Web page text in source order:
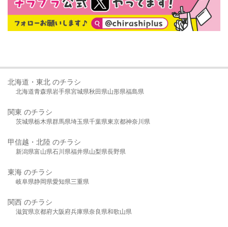
北海道・東北 のチラシ
北海道青森県岩手県宮城県秋田県山形県福島県
関東 のチラシ
茨城県栃木県群馬県埼玉県千葉県東京都神奈川県
甲信越・北陸 のチラシ
新潟県富山県石川県福井県山梨県長野県
東海 のチラシ
岐阜県静岡県愛知県三重県
関西 のチラシ
滋賀県京都府大阪府兵庫県奈良県和歌山県